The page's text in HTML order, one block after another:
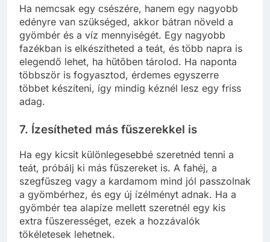
Ha nemcsak egy csészére, hanem egy nagyobb
edényre van szükséged, akkor bátran növeld a
gyömbér és a víz mennyiségét. Egy nagyobb
fazékban is elkészítheted a teát, és több napra is
elegendő lehet, ha hűtőben tárolod. Ha naponta
többször is fogyasztod, érdemes egyszerre
többet készíteni, így mindig kéznél lesz egy friss
adag.
7. Ízesítheted más fűszerekkel is
Ha egy kicsit különlegesebbé szeretnéd tenni a
teát, próbálj ki más fűszereket is. A fahéj, a
szegfűszeg vagy a kardamom mind jól passzolnak
a gyömbérhez, és egy új ízélményt adnak. Ha a
gyömbér tea alapíze mellett szeretnél egy kis
extra fűszerességet, ezek a hozzávalók
tökéletesek lehetnek.